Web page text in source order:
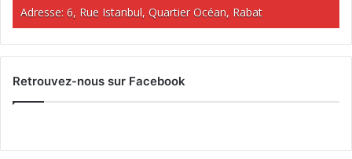
Adresse: 6, Rue Istanbul, Quartier Océan, Rabat
Retrouvez-nous sur Facebook